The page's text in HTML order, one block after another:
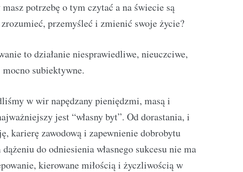
potrzebę o tym czytać a na świecie są
przemyśleć i zmienić swoje życie?
to działanie niesprawiedliwe, nieuczciwe,
mocno subiektywne.
w wir napędzany pieniędzmi, masą i
jest “własny byt”. Od dorastania, i
karierę zawodową i zapewnienie dobrobytu
do odniesienia własnego sukcesu nie ma
kierowane miłością i życzliwością w